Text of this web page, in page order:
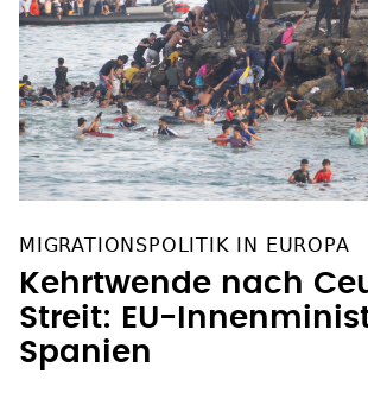
MIGRATIONSPOLITIK IN EUROPA
Kehrtwende nach
Streit: EU-
Spanien